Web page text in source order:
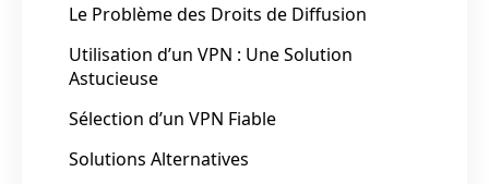
Le Problème des Droits de Diffusion
Utilisation d’un VPN : Une Solution
Astucieuse
Sélection d’un VPN Fiable
Solutions Alternatives